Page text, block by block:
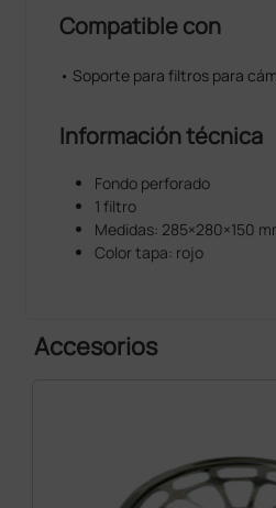
Compatible con
• Soporte para filtros para
Información técnica
Fondo perforado
1 filtro
Medidas: 285×280×150
Color tapa: rojo
Accesorios